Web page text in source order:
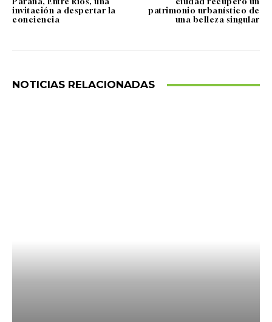
invitación a despertar la
conciencia
patrimonio urbanístico de
una belleza singular
NOTICIAS RELACIONADAS